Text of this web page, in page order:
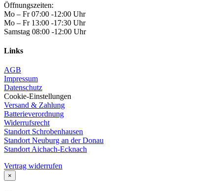
Öffnungszeiten:
Mo – Fr 07:00 -12:00 Uhr
Mo – Fr 13:00 -17:30 Uhr
Samstag 08:00 -12:00 Uhr
Links
AGB
Impressum
Datenschutz
Cookie-Einstellungen
Versand & Zahlung
Batterieverordnung
Widerrufsrecht
Standort Schrobenhausen
Standort Neuburg an der Donau
Standort Aichach-Ecknach
Vertrag widerrufen
×